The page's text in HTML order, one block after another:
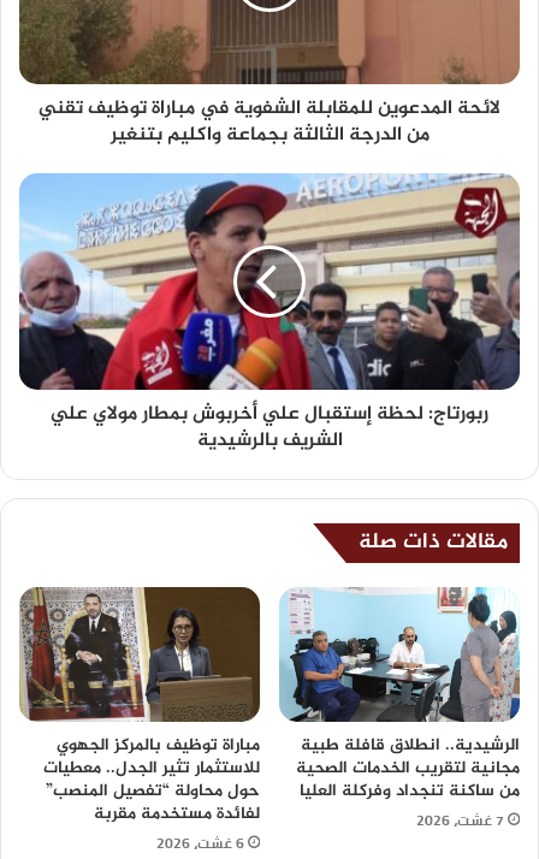
لائحة المدعوين للمقابلة الشفوية في مباراة توظيف تقني
من الدرجة الثالثة بجماعة واكليم بتنغير
ربورتاج: لحظة إستقبال علي أخربوش بمطار مولاي علي
الشريف بالرشيدية
مقالات ذات صلة
الرشيدية.. انطلاق قافلة طبية
مجانية لتقريب الخدمات الصحية
من ساكنة تنجداد وفركلة العليا
7 غشت، 2026
مباراة توظيف بالمركز الجهوي
للاستثمار تثير الجدل.. معطيات
حول محاولة “تفصيل المنصب”
لفائدة مستخدمة مقربة
6 غشت، 2026